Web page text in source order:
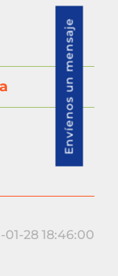
01-28 18:46:00
Envíenos un mensaje